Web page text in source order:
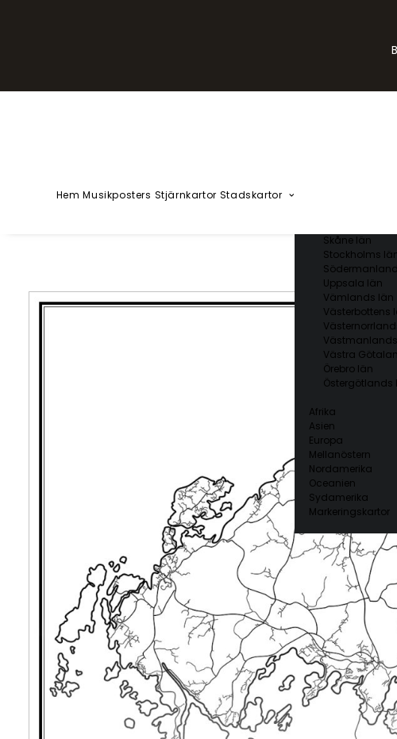
Hem Musikposters Stjärnkartor Stadskartor
Skåne län
Stockholms
Uppsala län
Vämlands län
Västerbottens
Västra
Örebro län
Östergötlands
Afrika
Asien
Europa
Mellanöstern
Nordamerika
Oceanien
Sydamerika
Markeringskartor